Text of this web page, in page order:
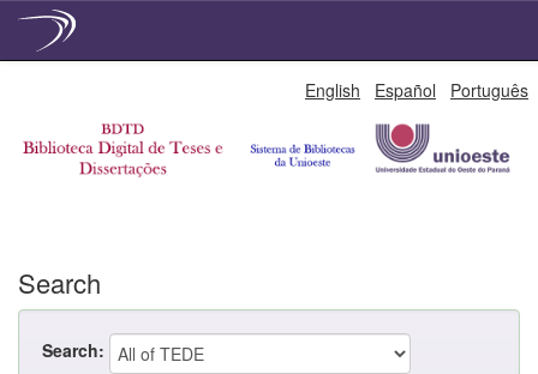
English Español Português
Search
Search: